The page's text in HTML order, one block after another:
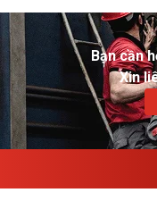
Bạn cần
Xin